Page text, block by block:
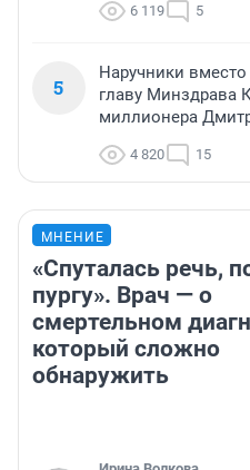
6 119 5
5
Наручники вместо
главу Минздрава
миллионера
4 820 15
МНЕНИЕ
«Спуталась речь,
пургу». Врач — о
смертельном
который сложно
обнаружить